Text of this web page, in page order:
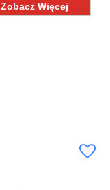
Zobacz Więcej